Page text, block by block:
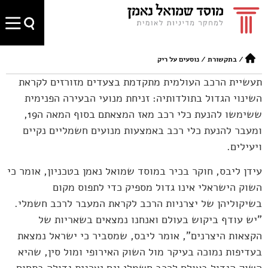
/בתקשורת /נוסעים על ריק
תעשיית הרכב העולמית מתקדמת בצעדים מזורזים לקראת
השינוי הגדול בתולדותיה: זניחת מנועי הבעירה הפנימית
ששימשו להנעת כלי רכב מאז המצאתם בסוף המאה ה19,
ומעבר להנעת כלי רכב באמצעות מנועים חשמליים נקיים
ויעילים.
עידן ליבס, חוקר בכיר במוסד שמואל נאמן בטכניון, אומר כי
השוק הישראלי אינו גדול מספיק כדי לתפוס מקום
בשיקוליהן של יצרניות הרכב לקראת המעבר לרכב חשמלי.
"יש עודף ביקוש בעולם ואנחנו נמצאים בשאריות של
הקצאות היצרנים", אומר ליבס, שמסביר כי ישראל נמצאת
בעדיפות נמוכה בעיקר מול השוק האירופי ומול סין, שהיא